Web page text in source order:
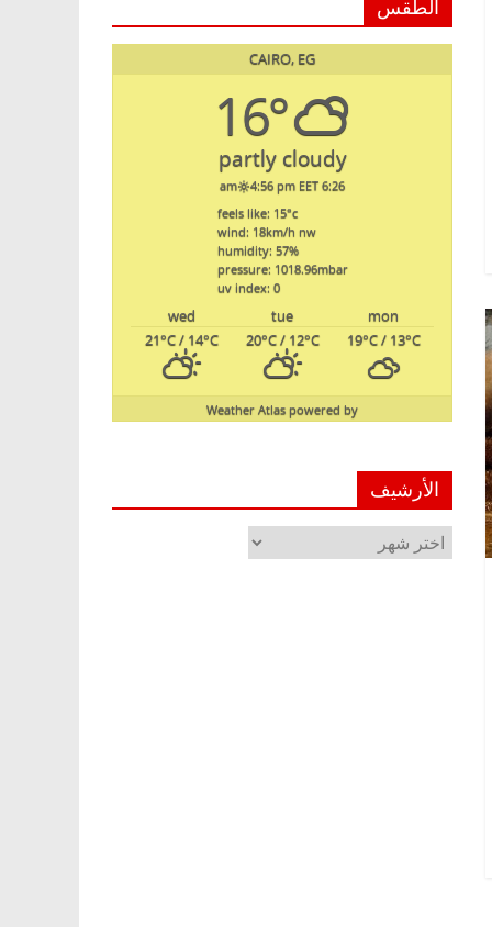
الطقس
CAIRO, EG
16°
partly cloudy
6:26 am
4:56 pm EET
feels like: 15°c
wind: 18km/h nw
humidity: 57%
pressure: 1018.96mbar
uv index: 0
mon
tue
wed
19°C/ 13°C
20°C/ 12°C
21°C/ 14°C
powered by
Weather Atlas
الأرشيف
الأرشيف